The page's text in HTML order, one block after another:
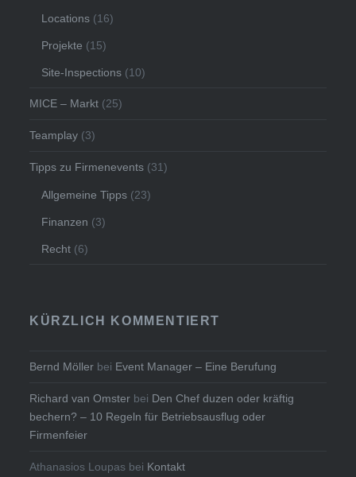
Locations (16)
Projekte (15)
Site-Inspections (10)
MICE – Markt (25)
Teamplay (3)
Tipps zu Firmenevents (31)
Allgemeine Tipps (23)
Finanzen (3)
Recht (6)
KÜRZLICH KOMMENTIERT
Bernd Möller bei Event Manager – Eine Berufung
Richard van Omster bei Den Chef duzen oder kräftig
bechern? – 10 Regeln für Betriebsausflug oder
Firmenfeier
Athanasios Loupas bei Kontakt